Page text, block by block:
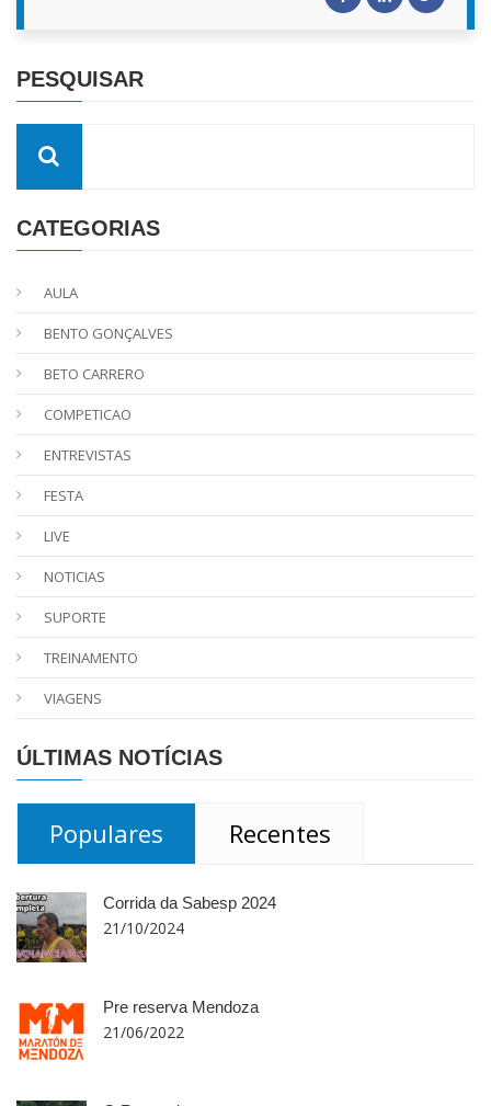
PESQUISAR
CATEGORIAS
AULA
BENTO GONÇALVES
BETO CARRERO
COMPETICAO
ENTREVISTAS
FESTA
LIVE
NOTICIAS
SUPORTE
TREINAMENTO
VIAGENS
ÚLTIMAS NOTÍCIAS
Populares Recentes
Corrida da Sabesp 2024
21/10/2024
Pre reserva Mendoza
21/06/2022